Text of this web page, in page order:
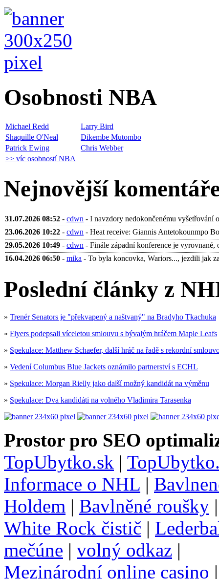
Osobnosti NBA
Michael Redd
Larry Bird
Shaquille O'Neal
Dikembe Mutombo
Patrick Ewing
Chris Webber
>> víc osobností NBA
Nejnovější
31.07.2026 08:52 - cdwn - I navzdory nedokončenému vyšetřování
23.06.2026 10:22 - cdwn - Heat receive: Giannis Antetokounmpo
29.05.2026 10:49 - cdwn - Finále západní konference je vyrovnané,
16.04.2026 06:50 - mika - To byla koncovka, Wariors..., jezdili jak
Poslední články z
» Trenér Senators je "překvapený a naštvaný" na Bradyho Tkachuka
» Flyers podepsali víceletou smlouvu s bývalým hráčem Maple Leafs
» Spekulace: Matthew Schaefer, další hráč na řadě s rekordní
» Vedení Columbus Blue Jackets oznámilo partnerství s ECHL
» Spekulace: Morgan Rielly jako další možný kandidát na výměnu
» Spekulace: Dva kandidáti na volného Vladimira Tarasenka
Prostor pro SEO
TopUbytko.sk |
Informace o NHL |
Holdem | Bavlněné roušky
White Rock čistič |
mečúne | volný odkaz |
Mezinárodní online casino